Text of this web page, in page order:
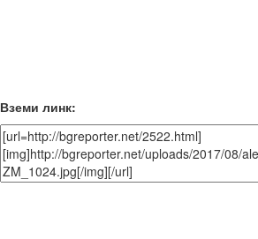
Вземи линк: